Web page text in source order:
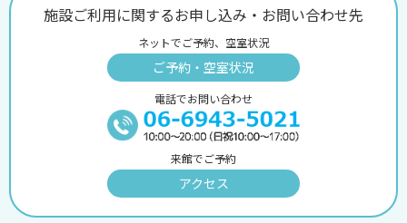
施設ご利用に関するお申し込み・お問い合わせ先
ネットでご予約、空室状況
ご予約・空室状況
電話でお問い合わせ
来館でご予約
アクセス